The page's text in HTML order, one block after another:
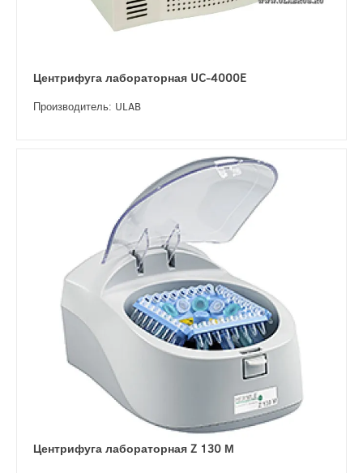
Центрифуга лабораторная UC-4000E
Производитель: ULAB
Центрифуга лабораторная Z 130 М